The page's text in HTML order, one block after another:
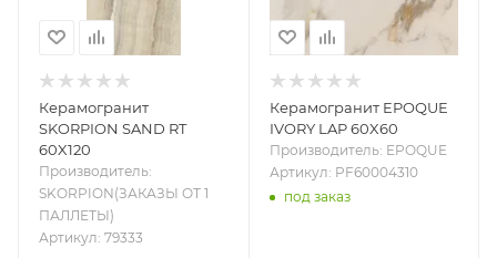
Керамогранит
SKORPION SAND RT
60X120
Производитель:
SKORPION(ЗАКАЗЫ ОТ 1
ПАЛЛЕТЫ)
Артикул: 79333
Керамогранит EPOQUE
IVORY LAP 60X60
Производитель: EPOQUE
Артикул: PF60004310
под заказ